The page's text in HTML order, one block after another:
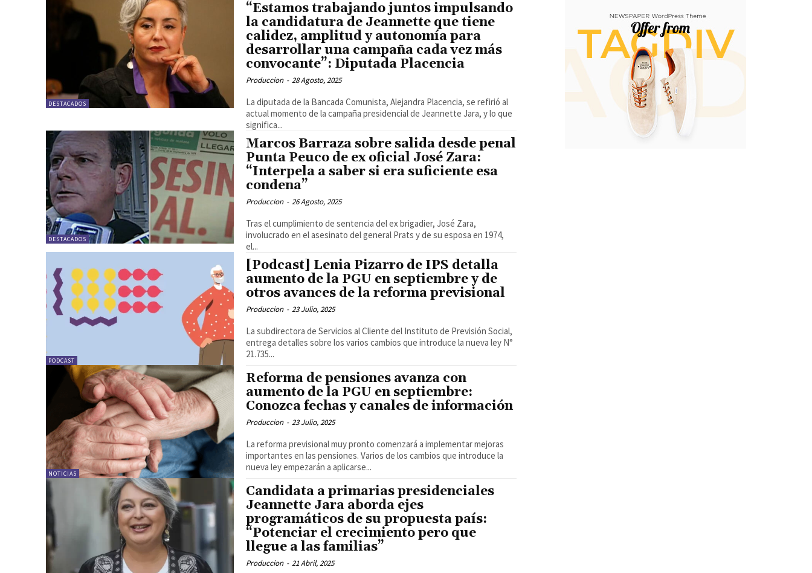
DESTACADOS
“Estamos trabajando juntos impulsando
la candidatura de Jeannette que tiene
calidez, amplitud y autonomía para
desarrollar una campaña cada vez más
convocante”: Diputada Placencia
Produccion - 28 Agosto, 2025
La diputada de la Bancada Comunista, Alejandra Placencia, se refirió al
actual momento de la campaña presidencial de Jeannette Jara, y lo que
significa...
DESTACADOS
Marcos Barraza sobre salida desde penal
Punta Peuco de ex oficial José Zara:
“Interpela a saber si era suficiente esa
condena”
Produccion - 26 Agosto, 2025
Tras el cumplimiento de sentencia del ex brigadier, José Zara,
involucrado en el asesinato del general Prats y de su esposa en 1974,
el...
PODCAST
[Podcast] Lenia Pizarro de IPS detalla
aumento de la PGU en septiembre y de
otros avances de la reforma previsional
Produccion - 23 Julio, 2025
La subdirectora de Servicios al Cliente del Instituto de Previsión Social,
entrega detalles sobre los varios cambios que introduce la nueva ley N°
21.735...
NOTICIAS
Reforma de pensiones avanza con
aumento de la PGU en septiembre:
Conozca fechas y canales de información
Produccion - 23 Julio, 2025
La reforma previsional muy pronto comenzará a implementar mejoras
importantes en las pensiones. Varios de los cambios que introduce la
nueva ley empezarán a aplicarse...
Candidata a primarias presidenciales
Jeannette Jara aborda ejes
programáticos de su propuesta país:
“Potenciar el crecimiento pero que
llegue a las familias”
Produccion - 21 Abril, 2025